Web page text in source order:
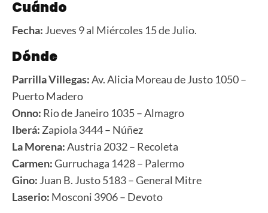
Cuándo
Fecha: Jueves 9 al Miércoles 15 de Julio.
Dónde
Parrilla Villegas:Av. Alicia Moreau de Justo 1050 –
Puerto Madero
Onno: Rio de Janeiro 1035 – Almagro
Iberá: Zapiola 3444 – Núñez
La Morena:Austria 2032 – Recoleta
Carmen:Gurruchaga 1428 – Palermo
Gino: Juan B. Justo 5183 – General Mitre
Laserio: Mosconi 3906 – Devoto